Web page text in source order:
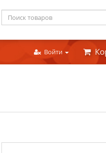
Войти